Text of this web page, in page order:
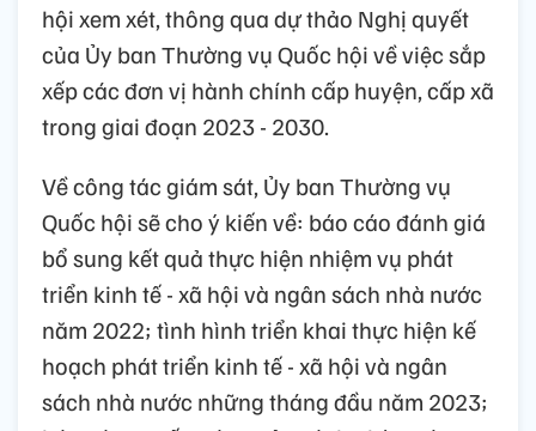
hội xem xét, thông qua dự thảo Nghị quyết
của Ủy ban Thường vụ Quốc hội về việc sắp
xếp các đơn vị hành chính cấp huyện, cấp xã
trong giai đoạn 2023 - 2030.
Về công tác giám sát, Ủy ban Thường vụ
Quốc hội sẽ cho ý kiến về: báo cáo đánh giá
bổ sung kết quả thực hiện nhiệm vụ phát
triển kinh tế - xã hội và ngân sách nhà nước
năm 2022; tình hình triển khai thực hiện kế
hoạch phát triển kinh tế - xã hội và ngân
sách nhà nước những tháng đầu năm 2023;